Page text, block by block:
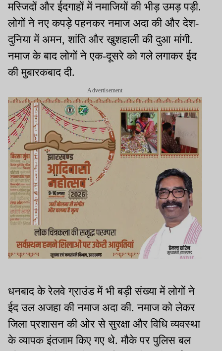
मस्जिदों और ईदगाहों में नमाजियों की भीड़ उमड़ पड़ी.
लोगों ने नए कपड़े पहनकर नमाज अदा की और देश-
दुनिया में अमन, शांति और खुशहाली की दुआ मांगी.
नमाज के बाद लोगों ने एक-दूसरे को गले लगाकर ईद
की मुबारकबाद दी.
Advertisement
धनबाद के रेलवे ग्राउंड में भी बड़ी संख्या में लोगों ने
ईद उल अजहा की नमाज अदा की. नमाज को लेकर
जिला प्रशासन की ओर से सुरक्षा और विधि व्यवस्था
के व्यापक इंतजाम किए गए थे. मौके पर पुलिस बल